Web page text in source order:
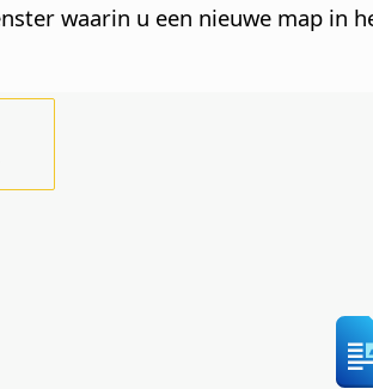
waarin u een nieuwe map in